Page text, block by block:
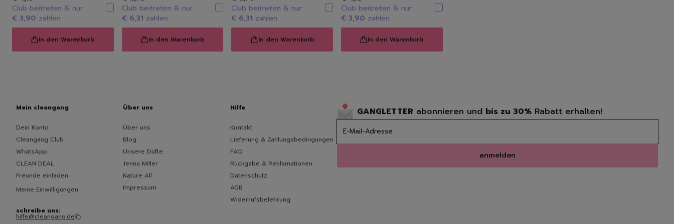
Raumdüfte
Kerzen
Hygiene
Handseifen
Handschuhe
Schwämme | Schwammtücher
Feuchttücher
Bürsten
Club beitreten & nur
€ 3,90 zahlen
In den Warenkorb
Club beitreten & nur
€ 6,31 zahlen
In den Warenkorb
Club beitreten & nur
€ 6,31 zahlen
In den Warenkorb
Club beitreten & nur
€ 3,90 zahlen
In den Warenkorb
GANGLETTER abonnieren und bis zu 30% Rabatt erhalten!
anmelden
Mein cleangang
Dein Konto
Cleangang Club
WhatsApp
CLEAN DEAL
Freunde einladen
Meine Einwilligungen
Über uns
Über uns
Blog
Unsere Düfte
Jenna Miller
Nature All
Impressum
Hilfe
Kontakt
Lieferung & Zahlungsbedingungen
FAQ
Rückgabe & Reklamationen
Datenschutz
AGB
Widerrufsbelehrung
schreibe uns:
hilfe@cleangang.de